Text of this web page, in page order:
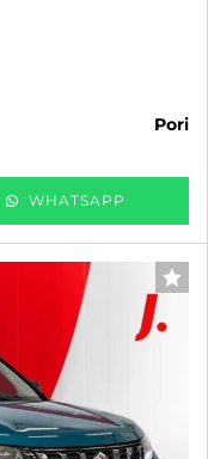
pori
WHATSAPP